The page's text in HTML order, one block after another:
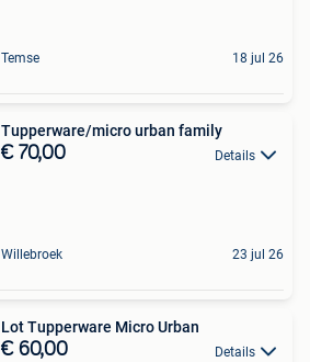
Temse 18 jul 26
Tupperware/micro urban family
€ 70,00 Details
Willebroek 23 jul 26
Lot Tupperware Micro Urban
€ 60,00 Details